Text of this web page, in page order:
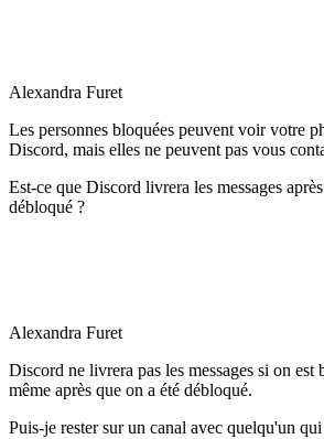
Alexandra Furet
Les personnes bloquées peuvent voir votre
Discord, mais elles ne peuvent pas vous
Est-ce que Discord livrera les messages
débloqué ?
Alexandra Furet
Discord ne livrera pas les messages si on est
même après que on a été débloqué.
Puis-je rester sur un canal avec quelqu'un